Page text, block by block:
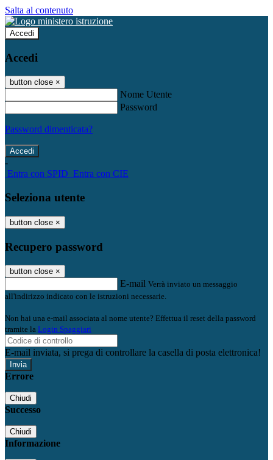
Salta al contenuto
Accedi
Accedi
button close ×
Nome Utente
Password
Password dimenticata?
-
Entra con SPID Entra con CIE
Seleziona utente
button close ×
Recupero password
button close ×
E-mail Verrà inviato un messaggio
all'indirizzo indicato con le istruzioni necessarie.
Non hai una e-mail associata al nome utente? Effettua il reset della password
tramite la Login Spaggiari
E-mail inviata, si prega di controllare la casella di posta elettronica!
Errore
Chiudi
Successo
Chiudi
Informazione